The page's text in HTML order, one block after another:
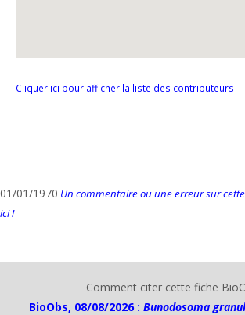
Cliquer ici pour afficher la liste des contributeurs
01/01/1970 Un commentaire ou une erreur sur
ici !
Comment citer cette fiche
BioObs, 08/08/2026 : Bunodosoma